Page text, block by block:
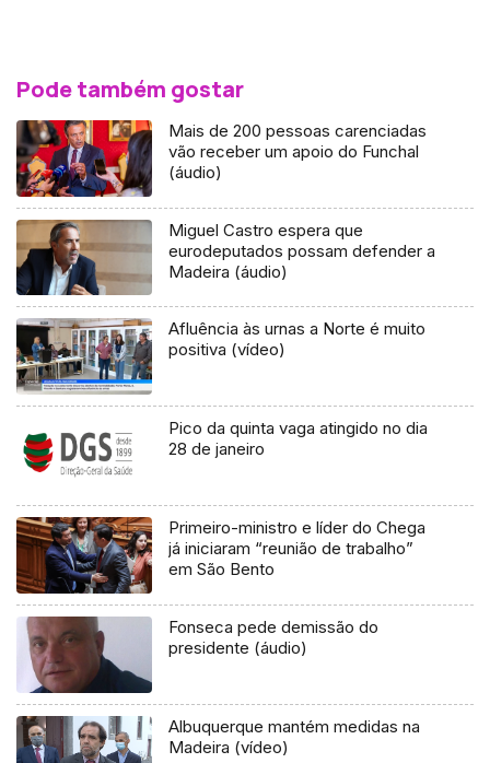
Pode também gostar
Mais de 200 pessoas carenciadas
vão receber um apoio do Funchal
(áudio)
Miguel Castro espera que
eurodeputados possam defender a
Madeira (áudio)
Afluência às urnas a Norte é muito
positiva (vídeo)
Pico da quinta vaga atingido no dia
28 de janeiro
Primeiro-ministro e líder do Chega
já iniciaram “reunião de trabalho”
em São Bento
Fonseca pede demissão do
presidente (áudio)
Albuquerque mantém medidas na
Madeira (vídeo)